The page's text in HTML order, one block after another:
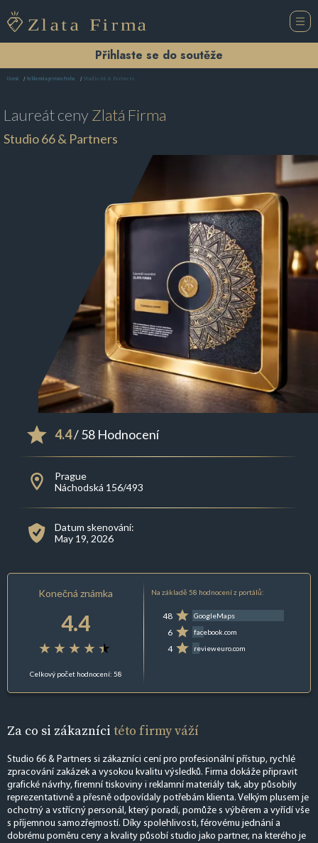
Přihlaste se do soutěže
Domů Reklamní agentura Praha Studio 66 & Partners
Laureát cenyZlatá Firma
Studio 66 & Partners
4.4/ 58 Hodnocení
Prague
Náchodská 156/493
Datum skenování:
May 19, 2026
Konečná známka
4.4
Celkový počet hodnocení: 58
Na základě 58 hodnocení z portálů:
48 GoogleMaps
6 facebook.com
4 revieweuro.com
Za co si zákazníci této firmy váží
Studio 66 & Partners si zákazníci cení pro profesionální přístup, rychlé
zpracování zakázek a vysokou kvalitu výsledků. Firma dokáže připravit
grafické návrhy, firemní tiskoviny i reklamní materiály tak, aby působily
reprezentativně a přesně odpovídaly potřebám klienta. Velkým plusem je
ochotný a vstřícný personál, který poradí, pomůže s výběrem a vyřídí vše
s příjemnou samozřejmostí. Díky spolehlivosti, férovému jednání a
dobrému poměru ceny a kvality působí studio jako partner, na kterého je